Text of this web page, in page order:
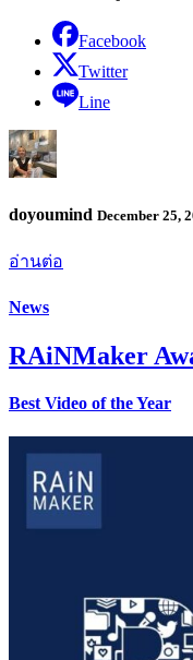
Facebook
Twitter
Line
doyoumind December 25,
อ่านต่อ
News
RAiNMaker
Best Video of the Year